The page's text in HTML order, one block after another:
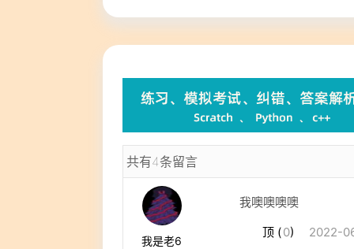
共有4条留言
我是老6
我噢噢噢噢
顶 (0) 2022-